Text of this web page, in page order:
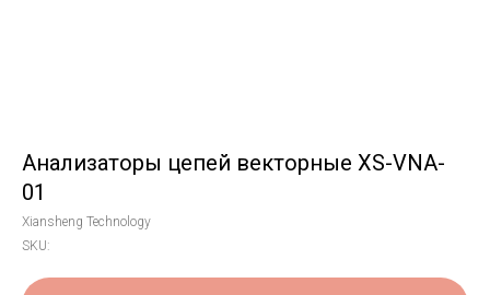
Анализаторы цепей векторные XS-VNA-
01
Xiansheng Technology
SKU: